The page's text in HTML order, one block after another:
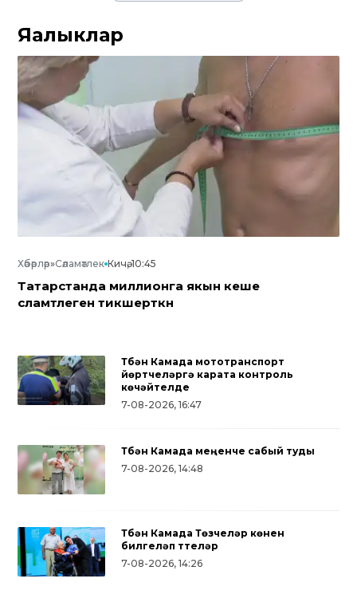
Яңалыклар
Хәбәрләр»Сәламәтлек Кичә, 10:45
Татарстанда миллионга якын кеше
сәламәтлеген тикшерткән
Түбән Камада мототранспорт
йөртүчеләргә карата контроль
көчәйтелде
7-08-2026, 16:47
Түбән Камада меңенче сабый туды
7-08-2026, 14:48
Түбән Камада Төзүчеләр көнен
билгеләп үттеләр
7-08-2026, 14:26